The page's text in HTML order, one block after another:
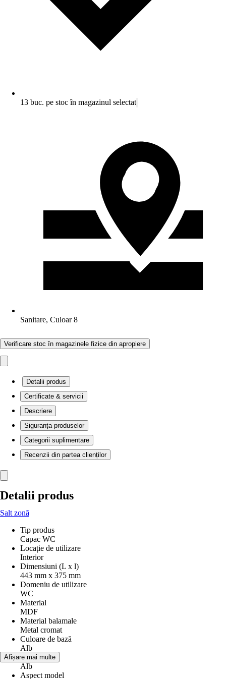
13 buc. pe stoc în magazinul selectat
Sanitare, Culoar 8
Verificare stoc în magazinele fizice din apropiere
Detalii produs
Certificate & servicii
Descriere
Siguranța produselor
Categorii suplimentare
Recenzii din partea clienților
Detalii produs
Salt zonă
Tip produs
Capac WC
Locație de utilizare
Interior
Dimensiuni (L x l)
443 mm x 375 mm
Domeniu de utilizare
WC
Material
MDF
Material balamale
Metal cromat
Culoare de bază
Alb
Nuanţă
Alb
Aspect model
Afișare mai multe